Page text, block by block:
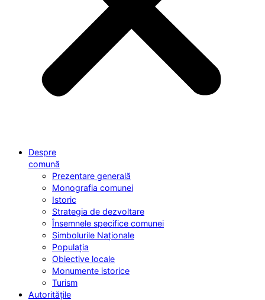
Despre
comună
Prezentare generală
Monografia comunei
Istoric
Strategia de dezvoltare
Însemnele specifice comunei
Simbolurile Naționale
Populația
Obiective locale
Monumente istorice
Turism
Autoritățile